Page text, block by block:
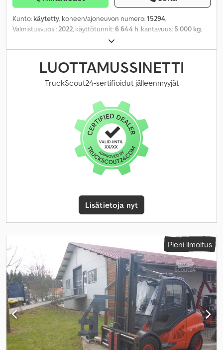
Kunto: käytetty, koneen/ajoneuvon numero:15294,
Valmistusvuosi:2022, käyttötunnit:6 644 h, kantavuus: 5 000 kg,
, vapaa nostokorkeus:
rakennuskorkeus:2 860 mm, eturenkaan koko:315/70-15,
takarenkaan koko: 250/70-15, kokonaispaino: 7 451 kg,
LUOTTAMUSSINETTI
TruckScout24-sertifioidut jälleenmyyjät
Lisätietoja nyt
Pieni ilmoitus